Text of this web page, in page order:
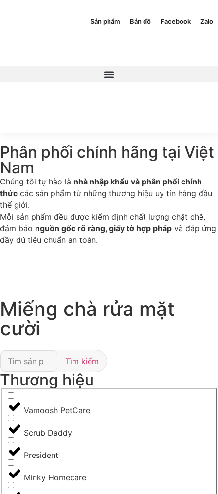
Sản phẩm Bản đồ Facebook Zalo
Phân phối chính hãng tại Việt
Nam
Chúng tôi tự hào là nhà nhập khẩu và phân phối chính
thức các sản phẩm từ những thương hiệu uy tín hàng đầu
thế giới.
Mỗi sản phẩm đều được kiểm định chất lượng chặt chẽ,
đảm bảo nguồn gốc rõ ràng, giấy tờ hợp pháp và đáp ứng
đầy đủ tiêu chuẩn an toàn.
Miếng chà rửa mặt
cười
Tìm kiếm
Thương hiệu
Vamoosh PetCare
Scrub Daddy
President
Minky Homecare